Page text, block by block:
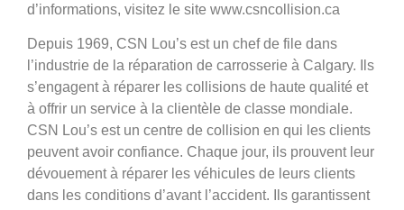
d’informations, visitez le site www.csncollision.ca
Depuis 1969, CSN Lou’s est un chef de file dans
l’industrie de la réparation de carrosserie à Calgary. Ils
s’engagent à réparer les collisions de haute qualité et
à offrir un service à la clientèle de classe mondiale.
CSN Lou’s est un centre de collision en qui les clients
peuvent avoir confiance. Chaque jour, ils prouvent leur
dévouement à réparer les véhicules de leurs clients
dans les conditions d’avant l’accident. Ils garantissent